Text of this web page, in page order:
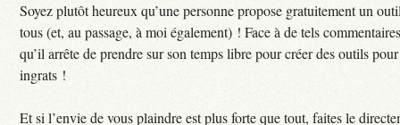
Soyez plutôt heureux qu’une personne propose gratuitement un
tous (et, au passage, à moi également) ! Face à de tels
qu’il arrête de prendre sur son temps libre pour créer des outils
ingrats !
Et si l’envie de vous plaindre est plus forte que tout, faites le